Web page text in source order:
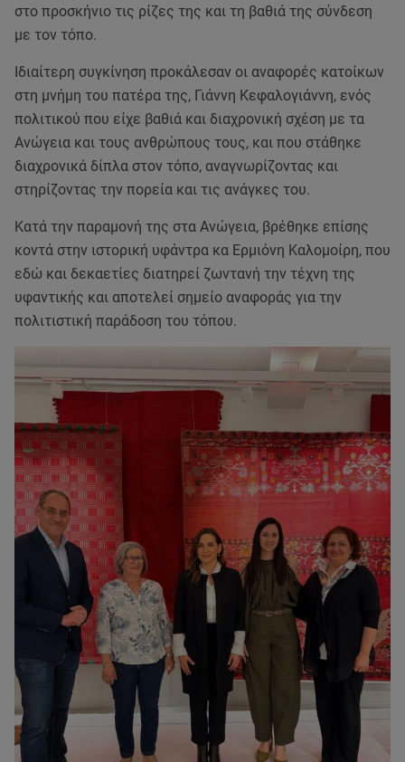
στο προσκήνιο τις ρίζες της και τη βαθιά της σύνδεση
με τον τόπο.
Ιδιαίτερη συγκίνηση προκάλεσαν οι αναφορές κατοίκων
στη μνήμη του πατέρα της, Γιάννη Κεφαλογιάννη, ενός
πολιτικού που είχε βαθιά και διαχρονική σχέση με τα
Ανώγεια και τους ανθρώπους τους, και που στάθηκε
διαχρονικά δίπλα στον τόπο, αναγνωρίζοντας και
στηρίζοντας την πορεία και τις ανάγκες του.
Κατά την παραμονή της στα Ανώγεια, βρέθηκε επίσης
κοντά στην ιστορική υφάντρα κα Ερμιόνη Καλομοίρη, που
εδώ και δεκαετίες διατηρεί ζωντανή την τέχνη της
υφαντικής και αποτελεί σημείο αναφοράς για την
πολιτιστική παράδοση του τόπου.